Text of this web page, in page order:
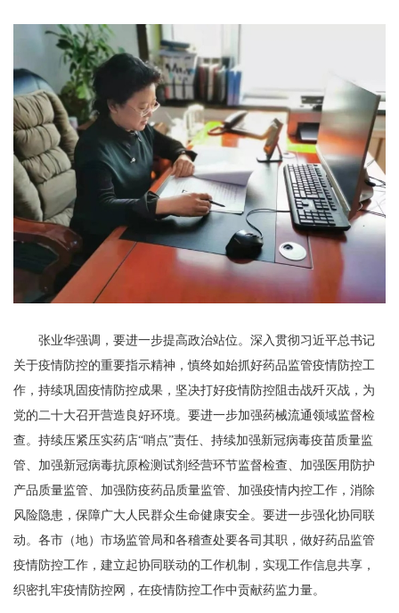
张业华强调，要进一步提高政治站位。深入贯彻习近平总书记
关于疫情防控的重要指示精神，慎终如始抓好药品监管疫情防控工
作，持续巩固疫情防控成果，坚决打好疫情防控阻击战歼灭战，为
党的二十大召开营造良好环境。要进一步加强药械流通领域监督检
查。持续压紧压实药店“哨点”责任、持续加强新冠病毒疫苗质量监
管、加强新冠病毒抗原检测试剂经营环节监督检查、加强医用防护
产品质量监管、加强防疫药品质量监管、加强疫情内控工作，消除
风险隐患，保障广大人民群众生命健康安全。要进一步强化协同联
动。各市（地）市场监管局和各稽查处要各司其职，做好药品监管
疫情防控工作，建立起协同联动的工作机制，实现工作信息共享，
织密扎牢疫情防控网，在疫情防控工作中贡献药监力量。